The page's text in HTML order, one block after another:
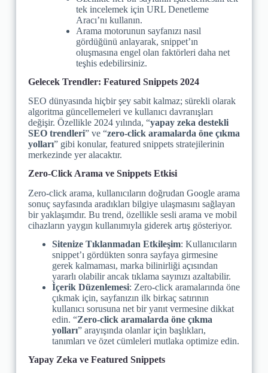
tek incelemek için URL Denetleme
Aracı’nı kullanın.
Arama motorunun sayfanızı nasıl
gördüğünü anlayarak, snippet’ın
oluşmasına engel olan faktörleri daha net
teşhis edebilirsiniz.
Gelecek Trendler: Featured Snippets 2024
SEO dünyasında hiçbir şey sabit kalmaz; sürekli olarak
algoritma güncellemeleri ve kullanıcı davranışları
değişir. Özellikle 2024 yılında, “yapay zeka destekli
SEO trendleri” ve “zero-click aramalarda öne çıkma
yolları” gibi konular, featured snippets stratejilerinin
merkezinde yer alacaktır.
Zero-Click Arama ve Snippets Etkisi
Zero-click arama, kullanıcıların doğrudan Google arama
sonuç sayfasında aradıkları bilgiye ulaşmasını sağlayan
bir yaklaşımdır. Bu trend, özellikle sesli arama ve mobil
cihazların yaygın kullanımıyla giderek artış gösteriyor.
Sitenize Tıklanmadan Etkileşim: Kullanıcıların
snippet’ı gördükten sonra sayfaya girmesine
gerek kalmaması, marka bilinirliği açısından
yararlı olabilir ancak tıklama sayınızı azaltabilir.
İçerik Düzenlemesi: Zero-click aramalarında öne
çıkmak için, sayfanızın ilk birkaç satırının
kullanıcı sorusuna net bir yanıt vermesine dikkat
edin. “Zero-click aramalarda öne çıkma
yolları” arayışında olanlar için başlıkları,
tanımları ve özet cümleleri mutlaka optimize edin.
Yapay Zeka ve Featured Snippets